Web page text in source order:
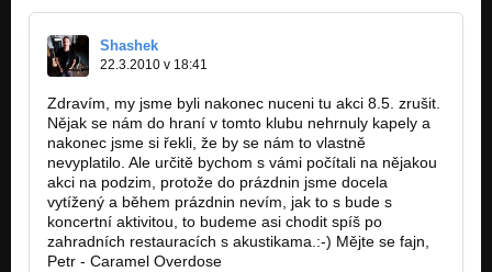
Shashek
22.3.2010 v 18:41
Zdravím, my jsme byli nakonec nuceni tu akci 8.5. zrušit.
Nějak se nám do hraní v tomto klubu nehrnuly kapely a
nakonec jsme si řekli, že by se nám to vlastně
nevyplatilo. Ale určitě bychom s vámi počítali na nějakou
akci na podzim, protože do prázdnin jsme docela
vytížený a během prázdnin nevím, jak to s bude s
koncertní aktivitou, to budeme asi chodit spíš po
zahradních restauracích s akustikama.:-) Mějte se fajn,
Petr - Caramel Overdose